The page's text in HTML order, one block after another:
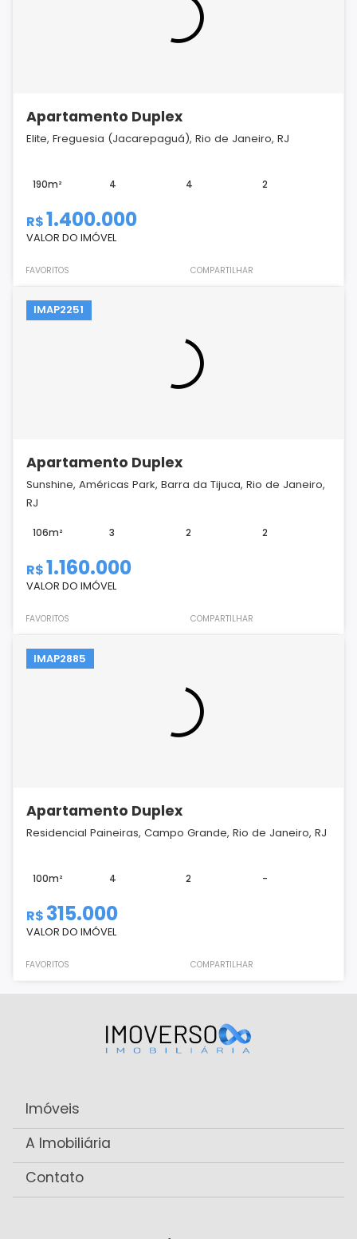
Apartamento Duplex
Elite, Freguesia (Jacarepaguá), Rio de Janeiro, RJ
190m² 4 4 2
R$1.400.000
VALOR DO IMÓVEL
FAVORITOS COMPARTILHAR
IMAP2251
Apartamento Duplex
Sunshine, Américas Park, Barra da Tijuca, Rio de Janeiro,
RJ
106m² 3 2 2
R$1.160.000
VALOR DO IMÓVEL
FAVORITOS COMPARTILHAR
IMAP2885
Apartamento Duplex
Residencial Paineiras, Campo Grande, Rio de Janeiro, RJ
100m² 4 2 -
R$ 315.000
VALOR DO IMÓVEL
FAVORITOS COMPARTILHAR
Imóveis
A Imobiliária
Contato